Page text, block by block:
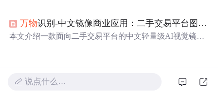
万物识别-中文镜像商业应用：二手交易平台图片自动识别品类与成色初筛
本文介绍一款面向二手交易平台的中文轻量级AI视觉镜
商品场景优化，输出全中文结构化结果；已实现Gradio We
b界面快速启用、批量处理、API封装及模型微调能力，显
说点什么…